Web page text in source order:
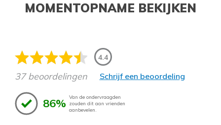
MOMENTOPNAME BEKIJKEN
4.4
37 beoordelingen Schrijf een beoordeling
86% Van de ondervraagden
zouden dit aan vrienden
aanbevelen.